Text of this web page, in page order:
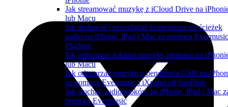
Jak streamować muzykę z iCloud Drive na
lub Macu
Jak dodawać i przeglądać komentarze do ścieżek
audio na iPhone, iPad i Mac za pomocą
Flacbox
Jak odtwarzac lokalna muzyke zapisana na
lub Macu
Jak odtwarzać muzykę z pendrive'a USB na
za pomocą Evermusic i iXpand od SanDisk
Jak słuchać audiobooków na iPhone, iPad i Mac
pomocą Evermusic